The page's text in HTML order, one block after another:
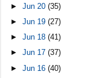
►Jun 20(35)
►Jun 19(27)
►Jun 18(41)
►Jun 17(37)
►Jun 16(40)